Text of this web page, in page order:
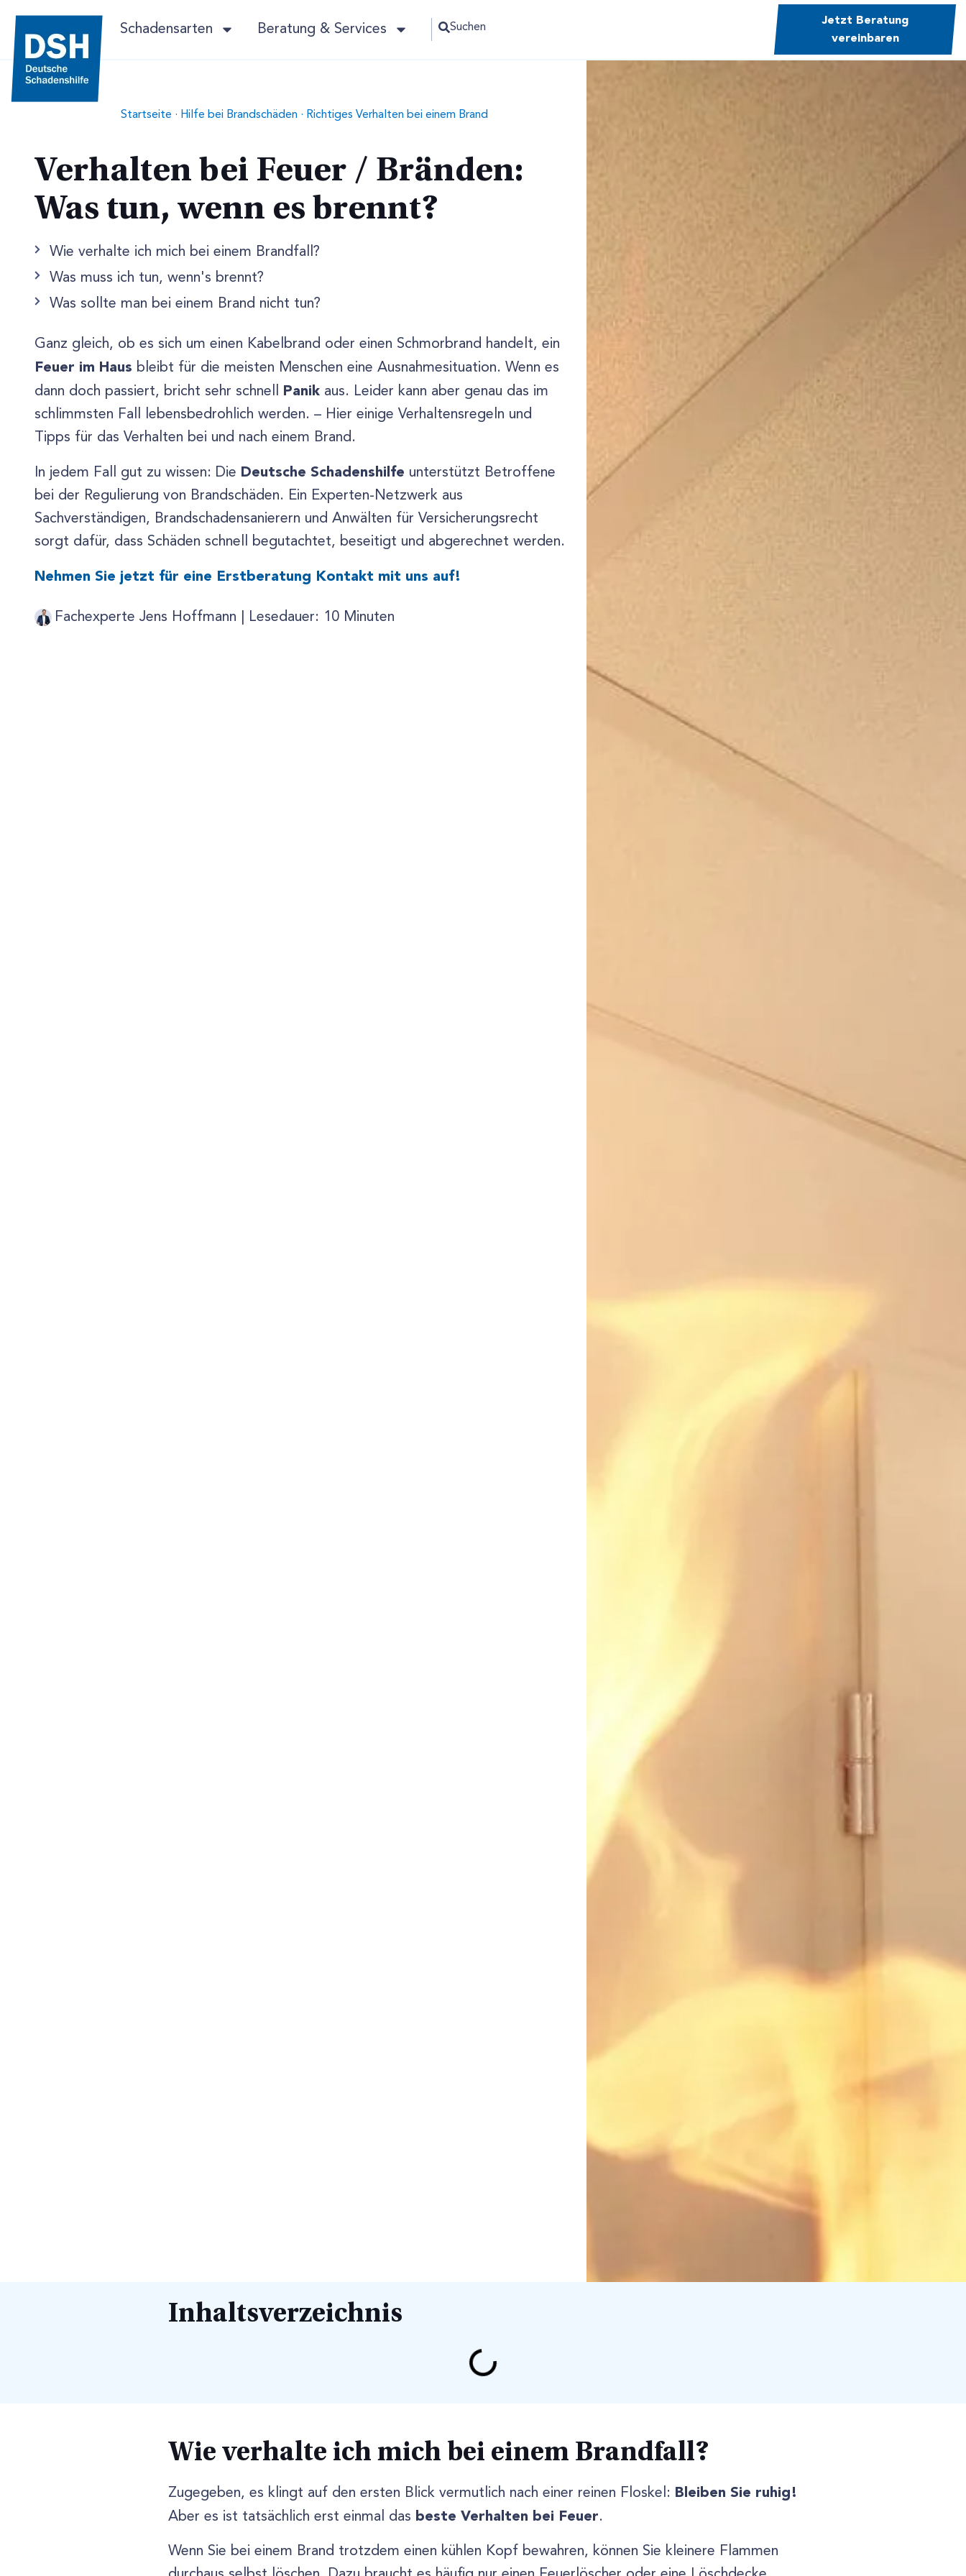
Schadensarten Beratung & Services Suchen
Jetzt Beratung
vereinbaren
Startseite · Hilfe bei Brandschäden · Richtiges Verhalten bei einem Brand
Verhalten bei Feuer / Bränden:
Was tun, wenn es brennt?
Wie verhalte ich mich bei einem Brandfall?
Was muss ich tun, wenn's brennt?
Was sollte man bei einem Brand nicht tun?
Ganz gleich, ob es sich um einen Kabelbrand oder einen Schmorbrand handelt, ein
Feuer im Haus bleibt für die meisten Menschen eine Ausnahmesituation. Wenn es
dann doch passiert, bricht sehr schnell Panik aus. Leider kann aber genau das im
schlimmsten Fall lebensbedrohlich werden. – Hier einige Verhaltensregeln und
Tipps für das Verhalten bei und nach einem Brand.
In jedem Fall gut zu wissen: Die Deutsche Schadenshilfe unterstützt Betroffene
bei der Regulierung von Brandschäden. Ein Experten-Netzwerk aus
Sachverständigen, Brandschadensanierern und Anwälten für Versicherungsrecht
sorgt dafür, dass Schäden schnell begutachtet, beseitigt und abgerechnet werden.
Nehmen Sie jetzt für eine Erstberatung Kontakt mit uns auf!
Fachexperte Jens Hoffmann | Lesedauer: 10 Minuten
Inhaltsverzeichnis
Wie verhalte ich mich bei einem Brandfall?
Zugegeben, es klingt auf den ersten Blick vermutlich nach einer reinen Floskel: Bleiben Sie ruhig!
Aber es ist tatsächlich erst einmal das beste Verhalten bei Feuer.
Wenn Sie bei einem Brand trotzdem einen kühlen Kopf bewahren, können Sie kleinere Flammen